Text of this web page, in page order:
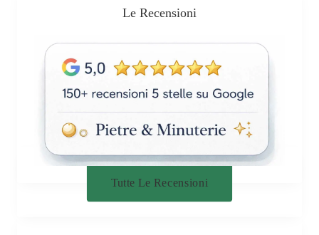
Le Recensioni
Tutte Le Recensioni